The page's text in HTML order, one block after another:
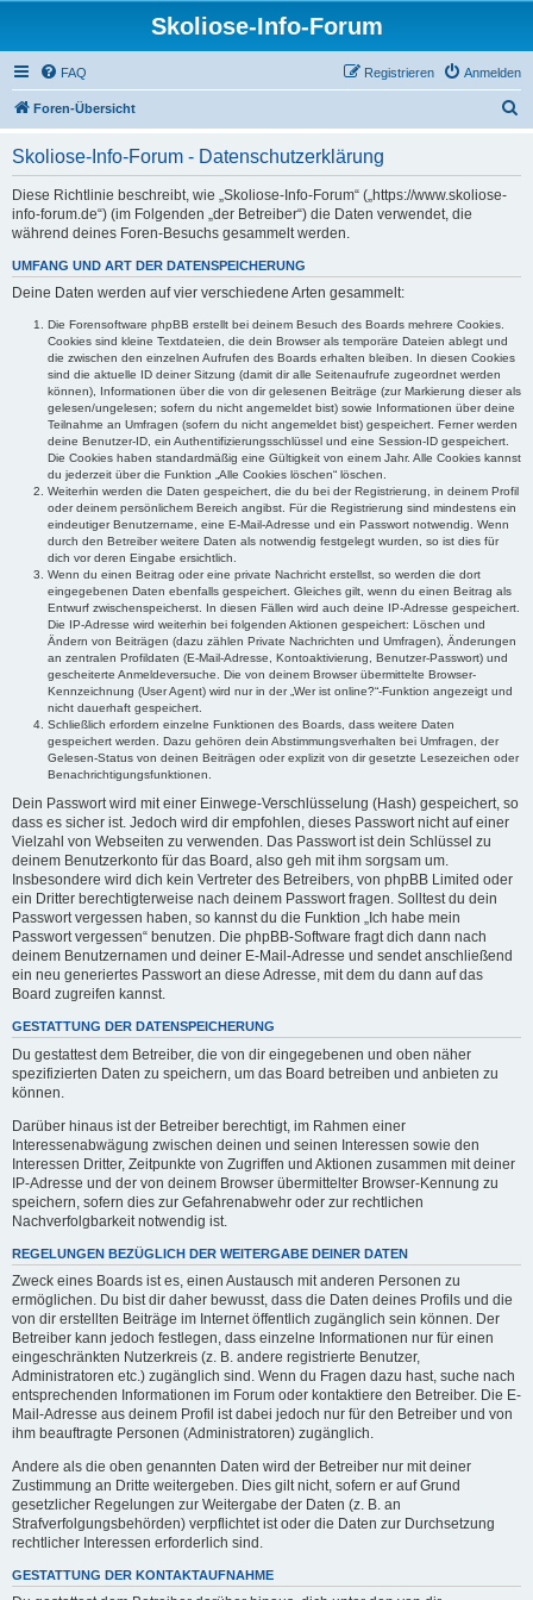
Skoliose-Info-Forum
FAQ Anmelden
Registrieren
Foren-Übersicht
Skoliose-Info-Forum - Datenschutzerklärung
Diese Richtlinie beschreibt, wie „Skoliose-Info-Forum“ („https://www.skoliose-
info-forum.de“) (im Folgenden „der Betreiber“) die Daten verwendet, die
während deines Foren-Besuchs gesammelt werden.
UMFANG UND ART DER DATENSPEICHERUNG
Deine Daten werden auf vier verschiedene Arten gesammelt:
Die Forensoftware phpBB erstellt bei deinem Besuch des Boards mehrere Cookies.
Cookies sind kleine Textdateien, die dein Browser als temporäre Dateien ablegt und
die zwischen den einzelnen Aufrufen des Boards erhalten bleiben. In diesen Cookies
sind die aktuelle ID deiner Sitzung (damit dir alle Seitenaufrufe zugeordnet werden
können), Informationen über die von dir gelesenen Beiträge (zur Markierung dieser als
gelesen/ungelesen; sofern du nicht angemeldet bist) sowie Informationen über deine
Teilnahme an Umfragen (sofern du nicht angemeldet bist) gespeichert. Ferner werden
deine Benutzer-ID, ein Authentifizierungsschlüssel und eine Session-ID gespeichert.
Die Cookies haben standardmäßig eine Gültigkeit von einem Jahr. Alle Cookies kannst
du jederzeit über die Funktion „Alle Cookies löschen“ löschen.
Weiterhin werden die Daten gespeichert, die du bei der Registrierung, in deinem Profil
oder deinem persönlichem Bereich angibst. Für die Registrierung sind mindestens ein
eindeutiger Benutzername, eine E-Mail-Adresse und ein Passwort notwendig. Wenn
durch den Betreiber weitere Daten als notwendig festgelegt wurden, so ist dies für
dich vor deren Eingabe ersichtlich.
Wenn du einen Beitrag oder eine private Nachricht erstellst, so werden die dort
eingegebenen Daten ebenfalls gespeichert. Gleiches gilt, wenn du einen Beitrag als
Entwurf zwischenspeicherst. In diesen Fällen wird auch deine IP-Adresse gespeichert.
Die IP-Adresse wird weiterhin bei folgenden Aktionen gespeichert: Löschen und
Ändern von Beiträgen (dazu zählen Private Nachrichten und Umfragen), Änderungen
an zentralen Profildaten (E-Mail-Adresse, Kontoaktivierung, Benutzer-Passwort) und
gescheiterte Anmeldeversuche. Die von deinem Browser übermittelte Browser-
Kennzeichnung (User Agent) wird nur in der „Wer ist online?“-Funktion angezeigt und
nicht dauerhaft gespeichert.
Schließlich erfordern einzelne Funktionen des Boards, dass weitere Daten
gespeichert werden. Dazu gehören dein Abstimmungsverhalten bei Umfragen, der
Gelesen-Status von deinen Beiträgen oder explizit von dir gesetzte Lesezeichen oder
Benachrichtigungsfunktionen.
Dein Passwort wird mit einer Einwege-Verschlüsselung (Hash) gespeichert, so
dass es sicher ist. Jedoch wird dir empfohlen, dieses Passwort nicht auf einer
Vielzahl von Webseiten zu verwenden. Das Passwort ist dein Schlüssel zu
deinem Benutzerkonto für das Board, also geh mit ihm sorgsam um.
Insbesondere wird dich kein Vertreter des Betreibers, von phpBB Limited oder
ein Dritter berechtigterweise nach deinem Passwort fragen. Solltest du dein
Passwort vergessen haben, so kannst du die Funktion „Ich habe mein
Passwort vergessen“ benutzen. Die phpBB-Software fragt dich dann nach
deinem Benutzernamen und deiner E-Mail-Adresse und sendet anschließend
ein neu generiertes Passwort an diese Adresse, mit dem du dann auf das
Board zugreifen kannst.
GESTATTUNG DER DATENSPEICHERUNG
Du gestattest dem Betreiber, die von dir eingegebenen und oben näher
spezifizierten Daten zu speichern, um das Board betreiben und anbieten zu
können.
Darüber hinaus ist der Betreiber berechtigt, im Rahmen einer
Interessenabwägung zwischen deinen und seinen Interessen sowie den
Interessen Dritter, Zeitpunkte von Zugriffen und Aktionen zusammen mit deiner
IP-Adresse und der von deinem Browser übermittelter Browser-Kennung zu
speichern, sofern dies zur Gefahrenabwehr oder zur rechtlichen
Nachverfolgbarkeit notwendig ist.
REGELUNGEN BEZÜGLICH DER WEITERGABE DEINER DATEN
Zweck eines Boards ist es, einen Austausch mit anderen Personen zu
ermöglichen. Du bist dir daher bewusst, dass die Daten deines Profils und die
von dir erstellten Beiträge im Internet öffentlich zugänglich sein können. Der
Betreiber kann jedoch festlegen, dass einzelne Informationen nur für einen
eingeschränkten Nutzerkreis (z. B. andere registrierte Benutzer,
Administratoren etc.) zugänglich sind. Wenn du Fragen dazu hast, suche nach
entsprechenden Informationen im Forum oder kontaktiere den Betreiber. Die E-
Mail-Adresse aus deinem Profil ist dabei jedoch nur für den Betreiber und von
ihm beauftragte Personen (Administratoren) zugänglich.
Andere als die oben genannten Daten wird der Betreiber nur mit deiner
Zustimmung an Dritte weitergeben. Dies gilt nicht, sofern er auf Grund
gesetzlicher Regelungen zur Weitergabe der Daten (z. B. an
Strafverfolgungsbehörden) verpflichtet ist oder die Daten zur Durchsetzung
rechtlicher Interessen erforderlich sind.
GESTATTUNG DER KONTAKTAUFNAHME